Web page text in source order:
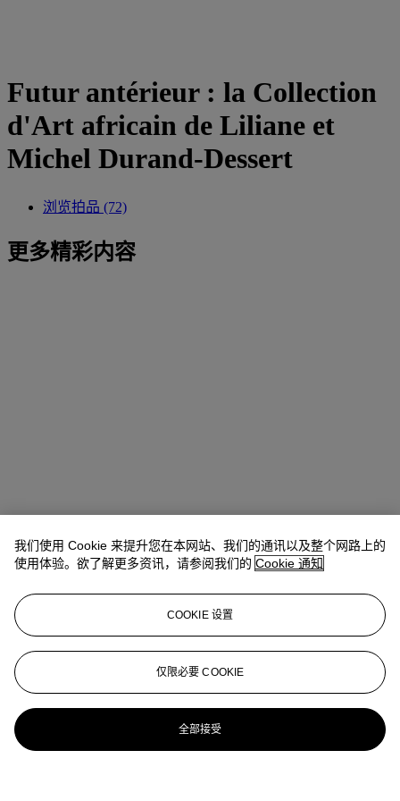
Futur antérieur : la Collection
d'Art africain de Liliane et
Michel Durand-Dessert
浏览拍品 (72)
更多精彩内容
我们使用 Cookie 来提升您在本网站、我们的通讯以及整个网路上的
使用体验。欲了解更多资讯，请参阅我们的 Cookie 通知
COOKIE 设置
仅限必要 COOKIE
全部接受